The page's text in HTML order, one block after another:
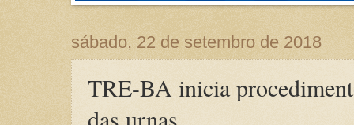
sábado, 22 de setembro de 2018
TRE-BA inicia
das urnas